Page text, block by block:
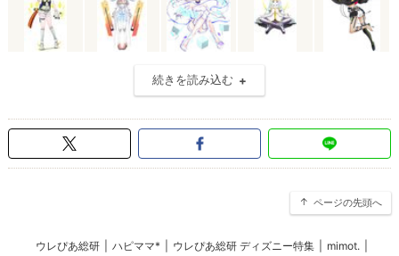
続きを読み込む
ページの先頭へ
ウレぴあ総研 ハピママ* ウレぴあ総研 ディズニー特集 mimot.